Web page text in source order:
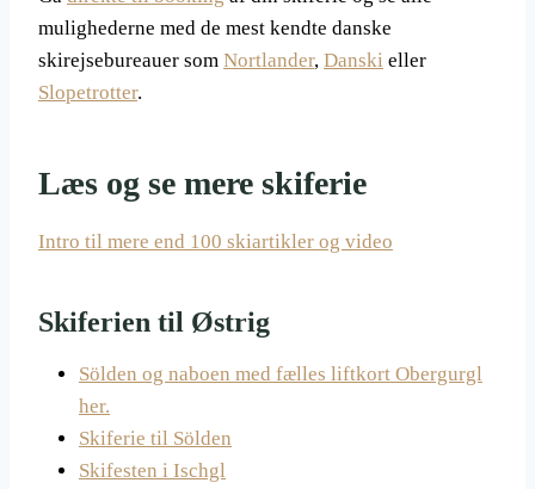
mulighederne med de mest kendte danske
skirejsebureauer som Nortlander, Danski eller
Slopetrotter.
Læs og se mere skiferie
Intro til mere end 100 skiartikler og video
Skiferien til Østrig
Sölden og naboen med fælles liftkort Obergurgl
her.
Skiferie til Sölden
Skifesten i Ischgl